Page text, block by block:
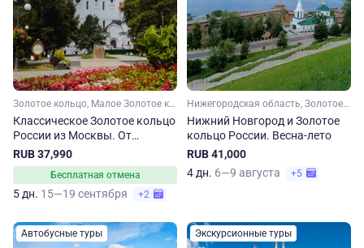
Золотое кольцо, Малое Золотое кольцо, Ярославская область, Ивановская область, Костромская область, Владимирская область, Московская область
Классическое Золотое кольцо
России из Москвы. От
Владимира до Сергиева
Посада
RUB 37,990
Бесплатная отмена
5 дн. 15—19 сентября +2
Нижегородская область, Золотое кольцо, Малое Золотое кольцо, Владимирская область, Костромская область, Ярославская область, Московская область
Нижний Новгород и Золотое
кольцо России. Весна-лето
RUB 41,000
4 дн. 6—9 августа +5
Автобусные туры Экскурсионные туры